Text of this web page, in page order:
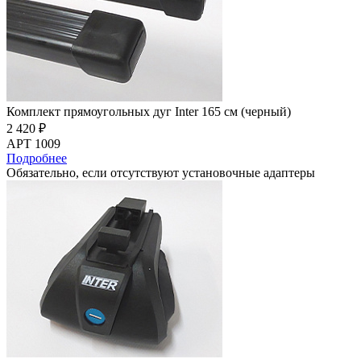
Комплект прямоугольных дуг Inter 165 см (черный)
2 420 ₽
АРТ 1009
Подробнее
Обязательно, если отсутствуют установочные адаптеры